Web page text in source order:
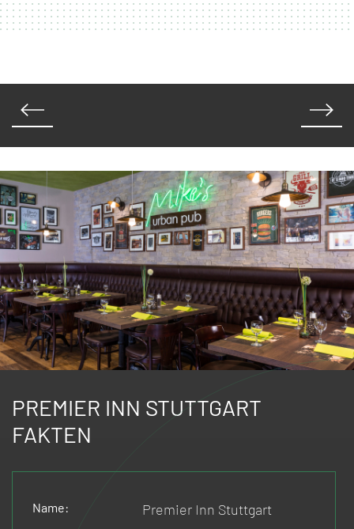
PREMIER INN STUTTGART
FAKTEN
Name: Premier Inn Stuttgart